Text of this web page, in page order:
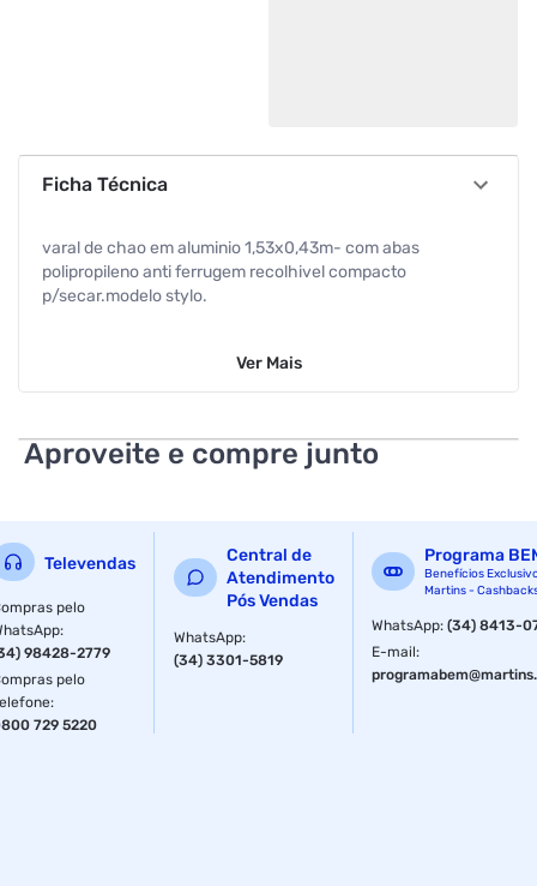
Ficha Técnica
varal de chao em aluminio 1,53x0,43m- com abas
polipropileno anti ferrugem recolhivel compacto
p/secar.modelo stylo.
Ver Mais
Aproveite e compre junto
Televendas
pelo
:
98428-2779
pelo
:
729 5220
Central de
Atendimento
Pós Vendas
WhatsApp:
(34) 3301-5819
Programa
Benefícios
Martins -
WhatsApp:(34) 8413-
E-mail: